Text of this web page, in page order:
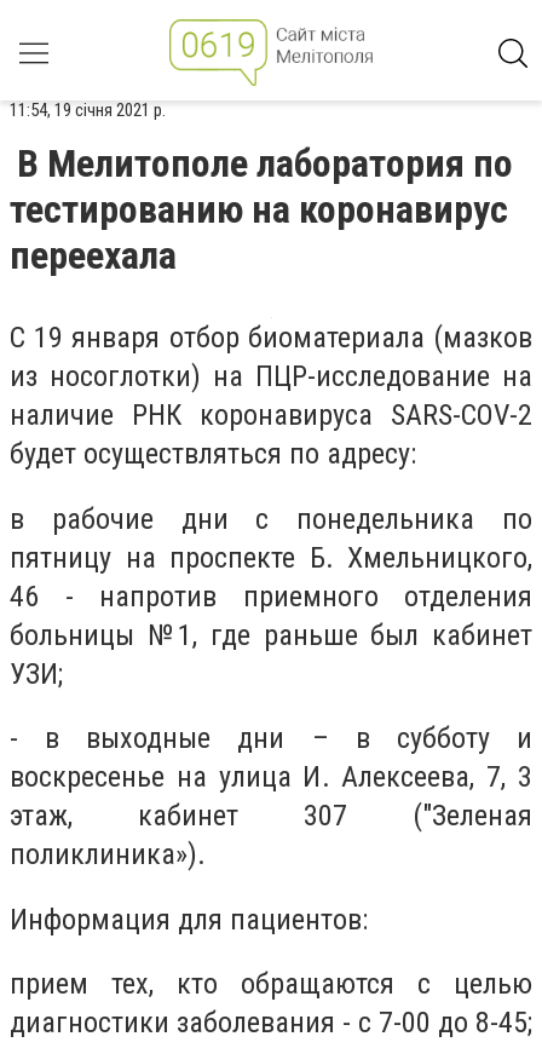
11:54, 19 січня 2021 р.
В Мелитополе лаборатория по
тестированию на коронавирус
переехала
С 19 января отбор биоматериала (мазков
из носоглотки) на ПЦР-исследование на
наличие РНК коронавируса SARS-COV-2
будет осуществляться по адресу:
в рабочие дни с понедельника по
пятницу на проспекте Б. Хмельницкого,
46 - напротив приемного отделения
больницы №1, где раньше был кабинет
УЗИ;
- в выходные дни – в субботу и
воскресенье на улица И. Алексеева, 7, 3
этаж, кабинет 307 ("Зеленая
поликлиника»).
Информация для пациентов:
прием тех, кто обращаются с целью
диагностики заболевания - с 7-00 до 8-45;